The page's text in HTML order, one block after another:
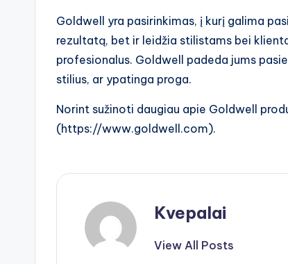
Goldwell yra pasirinkimas, į kurį galima
rezultatą, bet ir leidžia stilistams bei
profesionalus. Goldwell padeda jums
stilius, ar ypatinga proga.
Norint sužinoti daugiau apie Goldwell
(https://www.goldwell.com).
Kvepalai
View All Posts